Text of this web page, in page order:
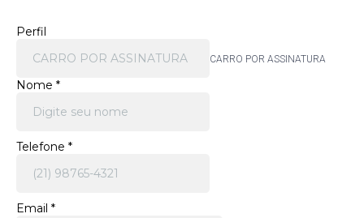
Perfil
CARRO POR ASSINATURA
Nome *
Telefone *
Email *